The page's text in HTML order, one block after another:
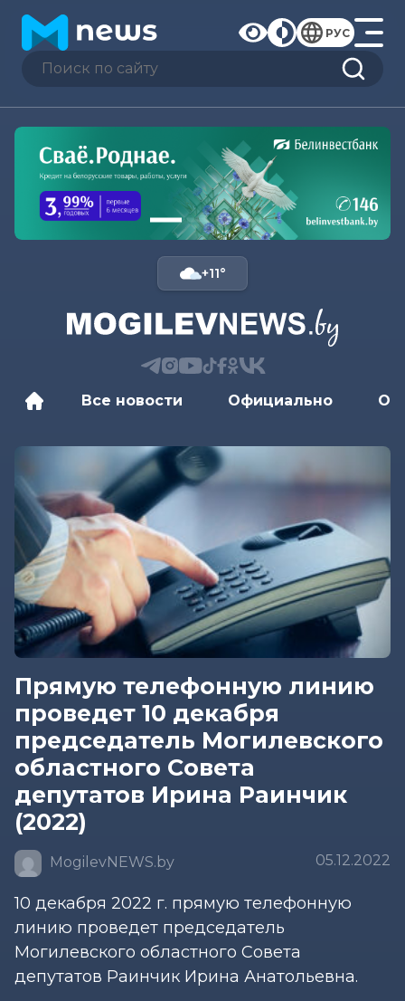
РУС
+11°
Все новости Официально
Прямую телефонную линию
проведет 10 декабря
председатель Могилевского
областного Совета
депутатов Ирина Раинчик
(2022)
MogilevNEWS.by 05.12.2022
10 декабря 2022 г. прямую телефонную
линию проведет председатель
Могилевского областного Совета
депутатов Раинчик Ирина Анатольевна.